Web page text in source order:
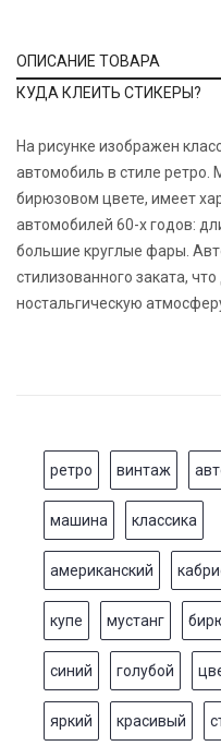
ОПИСАНИЕ ТОВАРА
КУДА КЛЕИТЬ СТИКЕРЫ?
На рисунке изображен
автомобиль в стиле
бирюзовом цвете, имеет
автомобилей 60-х годов:
большие круглые фары.
стилизованного заката,
ностальгическую
ретро винтаж
машина классика
американский
купе мустанг
синий голубой
яркий красивый